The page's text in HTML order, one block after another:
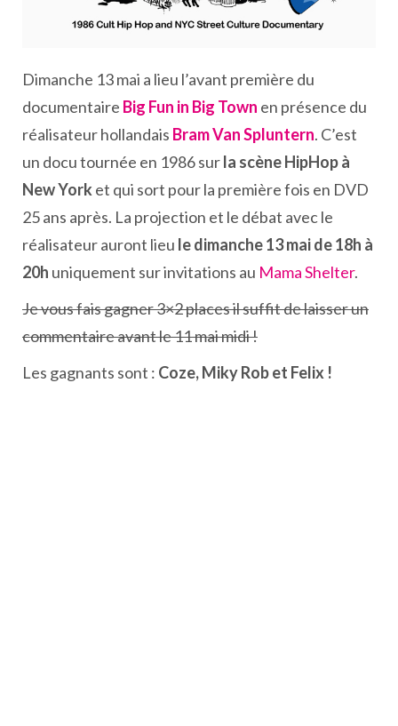
Dimanche 13 mai a lieu l’avant première du
documentaire Big Fun in Big Town en présence du
réalisateur hollandais Bram Van Spluntern. C’est
un docu tournée en 1986 surla scène HipHop à
New York et qui sort pour la première fois en DVD
25 ans après. La projection et le débat avec le
réalisateur auront lieu le dimanche 13 mai de 18h à
20h uniquement sur invitations au Mama Shelter.
Je vous fais gagner 3×2 places il suffit de laisser un
commentaire avant le 11 mai midi !
Les gagnants sont : Coze, Miky Rob et Felix !